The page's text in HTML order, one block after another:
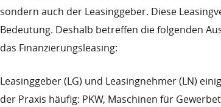
sondern auch der Leasinggeber. Diese
Bedeutung. Deshalb betreffen die folgenden
das Finanzierungsleasing:
Leasinggeber (LG) und Leasingnehmer (LN)
der Praxis häufig: PKW, Maschinen für